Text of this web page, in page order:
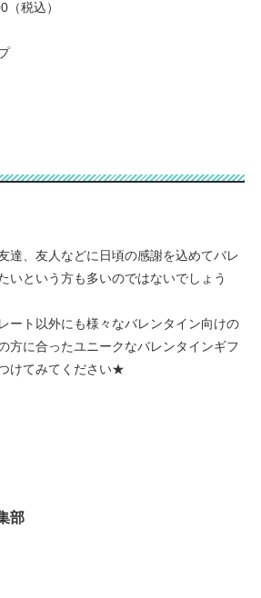
（税込）
達、友人などに日頃の感謝を込めてバレ
いという方も多いのではないでしょう
ート以外にも様々なバレンタイン向けの
方に合ったユニークなバレンタインギフ
けてみてください★
部